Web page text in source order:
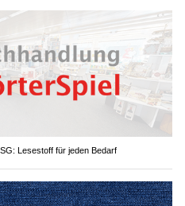
Lesestoff für jeden Bedarf